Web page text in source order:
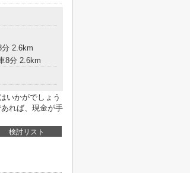
分 2.6km
8分 2.6km
いかがでしょう
れば、現金が手
検討リスト